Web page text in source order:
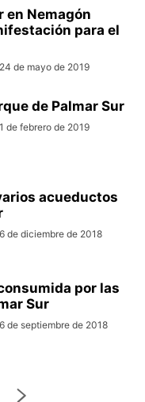
en Nemagón
para el
24 de mayo de 2019
de Palmar Sur
1 de febrero de 2019
acueductos
6 de diciembre de 2018
por las
Sur
6 de septiembre de 2018